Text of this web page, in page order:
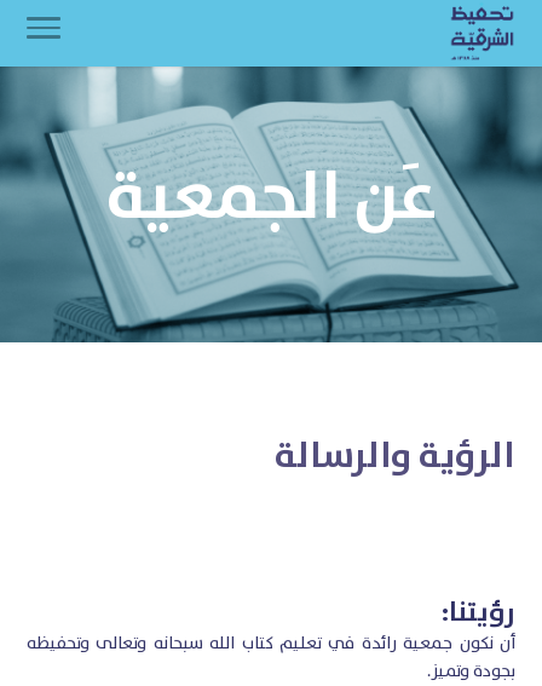
عَن الجمعية
الرؤية والرسالة
رؤيتنا:
أن نكون جمعية رائدة في تعليم كتاب الله سبحانه وتعالى وتحفيظه
بجودة وتميز.